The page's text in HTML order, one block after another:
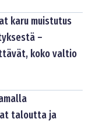
karu muistutus
–
koko valtio
taloutta ja